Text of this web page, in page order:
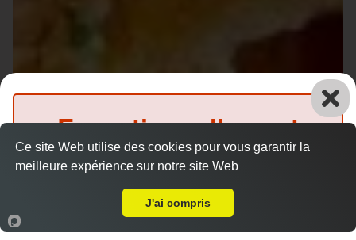
Accueil Panier Compte
Exceptionnellement
fermé
(Précommande possible)
Ce site Web utilise des cookies pour vous garantir la
meilleure expérience sur notre site Web
J'ai compris